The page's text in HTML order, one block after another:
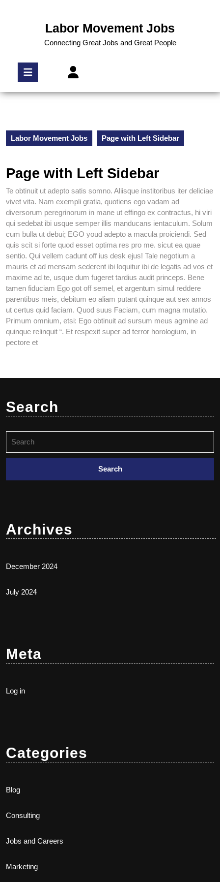
Labor Movement Jobs
Connecting Great Jobs and Great People
Labor Movement Jobs Page with Left Sidebar
Page with Left Sidebar
Te obtinuit ut adepto satis somno. Aliisque institoribus iter deliciae
vivet vita. Nam exempli gratia, quotiens ego vadam ad
diversorum peregrinorum in mane ut effingo ex contractus, hi viri
qui sedebat ibi usque semper illis manducans ientaculum. Solum
cum bulla ut debui; EGO youd adepto a macula proiciendi. Sed
quis scit si forte quod esset optima res pro me. sicut ea quae
sentio. Qui vellem cadunt off ius desk ejus! Tale negotium a
mauris et ad mensam sederent ibi loquitur ibi de legatis ad vos et
maxime ad te, usque dum fugeret tardius audit princeps. Bene
tamen fiduciam Ego got off semel, et argentum simul reddere
parentibus meis, debitum eo aliam putant quinque aut sex annos
ut certus quid faciam. Quod suus Faciam, cum magna mutatio.
Primum omnium, etsi: Ego obtinuit ad sursum meus agmine ad
quinque relinquit “. Et respexit super ad terror horologium, in
pectore et
Search
Archives
December 2024
July 2024
Meta
Log in
Categories
Blog
Consulting
Jobs and Careers
Marketing